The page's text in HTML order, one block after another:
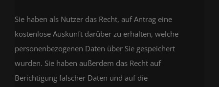
Sie haben als Nutzer das Recht, auf Antrag eine
kostenlose Auskunft darüber zu erhalten, welche
personenbezogenen Daten über Sie gespeichert
wurden. Sie haben außerdem das Recht auf
Berichtigung falscher Daten und auf die